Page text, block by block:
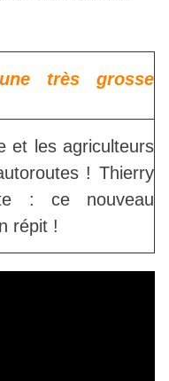
très grosse
et les agriculteurs
! Thierry
: ce nouveau
répit !